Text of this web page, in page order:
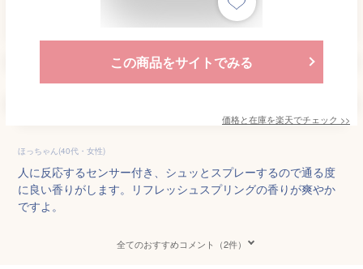
この商品をサイトでみる
価格と在庫を楽天でチェック >>
ほっちゃん(40代・女性)
人に反応するセンサー付き、シュッとスプレーするので通る度
に良い香りがします。リフレッシュスプリングの香りが爽やか
ですよ。
全てのおすすめコメント（2件）